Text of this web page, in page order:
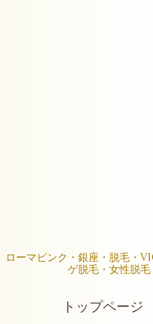
ローマピンク・銀座・脱毛・
ゲ脱毛・女性脱
トップページ